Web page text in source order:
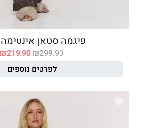
פיגמה סטאן אינטימה 2025
₪299.90
₪219.90
לפרטים נוספים